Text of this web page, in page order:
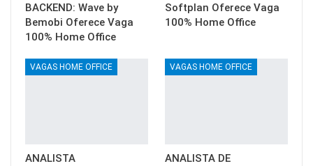
BACKEND: Wave by
Bemobi Oferece Vaga
100% Home Office
Softplan Oferece Vaga
100% Home Office
VAGAS HOME OFFICE
ANALISTA
VAGAS HOME OFFICE
ANALISTA DE